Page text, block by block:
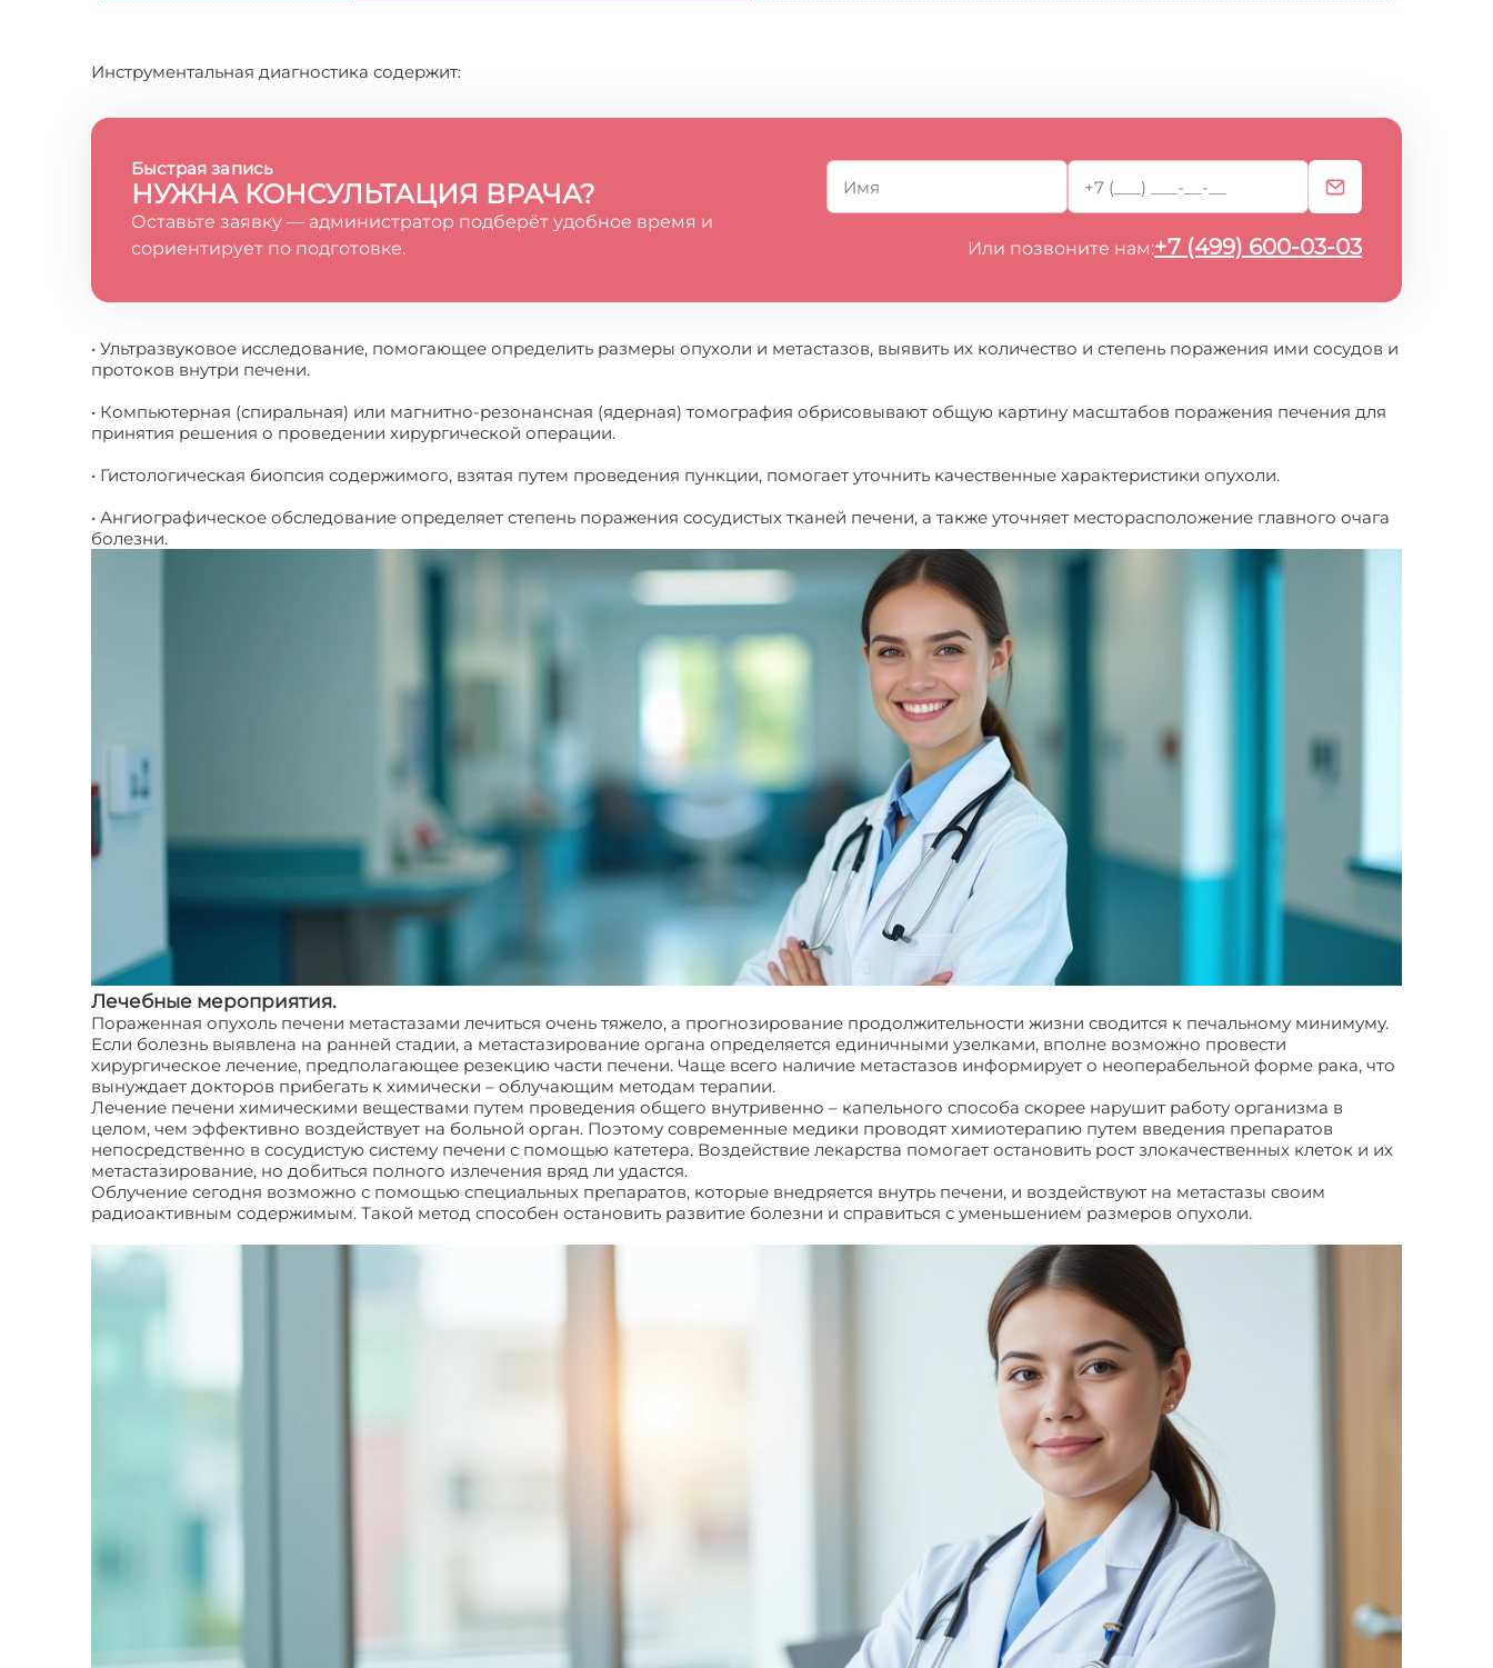
Инструментальная диагностика содержит:
Быстрая запись
НУЖНА КОНСУЛЬТАЦИЯ ВРАЧА?
Оставьте заявку — администратор подберёт удобное время и
сориентирует по подготовке.
Или позвоните нам:+7 (499) 600-03-03
• Ультразвуковое исследование, помогающее определить размеры опухоли и метастазов, выявить их количество и степень поражения ими сосудов и
протоков внутри печени.
• Компьютерная (спиральная) или магнитно-резонансная (ядерная) томография обрисовывают общую картину масштабов поражения печения для
принятия решения о проведении хирургической операции.
• Гистологическая биопсия содержимого, взятая путем проведения пункции, помогает уточнить качественные характеристики опухоли.
• Ангиографическое обследование определяет степень поражения сосудистых тканей печени, а также уточняет месторасположение главного очага
болезни.
Лечебные мероприятия.
Пораженная опухоль печени метастазами лечиться очень тяжело, а прогнозирование продолжительности жизни сводится к печальному минимуму.
Если болезнь выявлена на ранней стадии, а метастазирование органа определяется единичными узелками, вполне возможно провести
хирургическое лечение, предполагающее резекцию части печени. Чаще всего наличие метастазов информирует о неоперабельной форме рака, что
вынуждает докторов прибегать к химически – облучающим методам терапии.
Лечение печени химическими веществами путем проведения общего внутривенно – капельного способа скорее нарушит работу организма в
целом, чем эффективно воздействует на больной орган. Поэтому современные медики проводят химиотерапию путем введения препаратов
непосредственно в сосудистую систему печени с помощью катетера. Воздействие лекарства помогает остановить рост злокачественных клеток и их
метастазирование, но добиться полного излечения вряд ли удастся.
Облучение сегодня возможно с помощью специальных препаратов, которые внедряется внутрь печени, и воздействуют на метастазы своим
радиоактивным содержимым. Такой метод способен остановить развитие болезни и справиться с уменьшением размеров опухоли.